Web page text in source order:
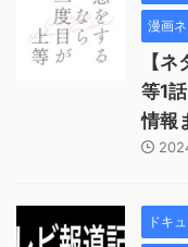
漫画
【
等1
情報
ドキ